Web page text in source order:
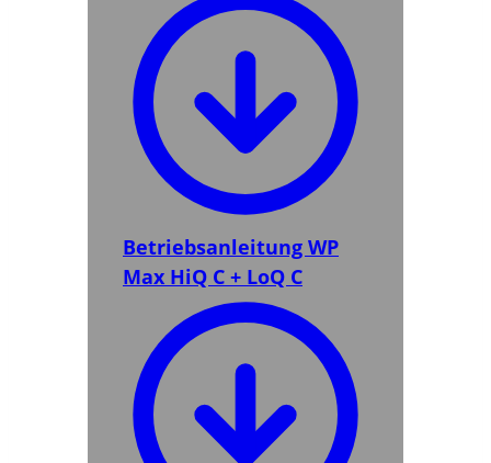
Betriebsanleitung WP
Max HiQ C + LoQ C